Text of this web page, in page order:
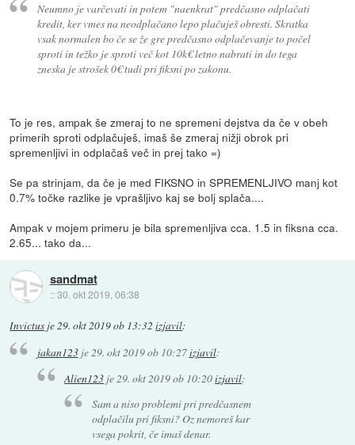
Neumno je varčevati in potem "naenkrat" predčasno odplačati
kredit, ker vmes na neodplačano lepo plačuješ obresti. Skratka
vsak normalen bo če se že gre predčasno odplačevanje to počel
sproti in težko je sproti več kot 10k€ letno nabrati in do tega
zneska je strošek 0€ tudi pri fiksni po zakonu.
To je res, ampak še zmeraj to ne spremeni dejstva da če v obeh
primerih sproti odplačuješ, imaš še zmeraj nižji obrok pri
spremenljivi in odplačaš več in prej tako =)
Se pa strinjam, da če je med FIKSNO in SPREMENLJIVO manj kot
0.7% točke razlike je vprašljivo kaj se bolj splača....
Ampak v mojem primeru je bila spremenljiva cca. 1.5 in fiksna cca.
2.65... tako da...
sandmat
::30. okt 2019, 06:38
Invictus je29. okt 2019 ob 13:32 izjavil:
jakan123je29. okt 2019 ob 10:27izjavil:
Alien123 je 29. okt 2019 ob 10:20izjavil:
Sam a niso problemi pri predčasnem
odplačilu pri fiksni? Oz nemoreš kar
vsega pokrit, če imaš denar.